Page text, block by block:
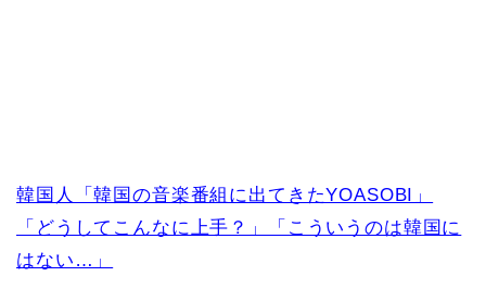
韓国人「韓国の音楽番組に出てきたYOASOBI」
「どうしてこんなに上手？」「こういうのは韓国に
はない…」